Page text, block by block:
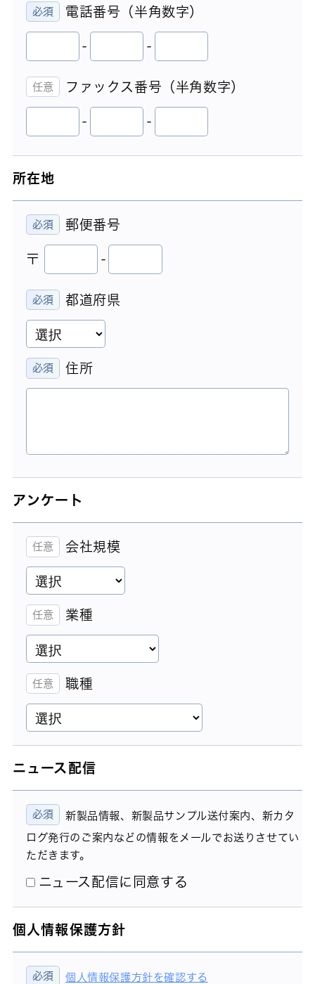
電話番号（半角数字）
- -
ファックス番号（半角数字）
- -
所在地
郵便番号
〒 -
都道府県
住所
アンケート
会社規模
業種
職種
ニュース配信
新製品情報、新製品サンプル送付案内、新カタ
ログ発行のご案内などの情報をメールでお送りさせてい
ただきます。
ニュース配信に同意する
個人情報保護方針
個人情報保護方針を確認する